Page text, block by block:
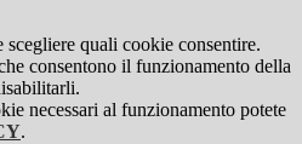
scegliere quali cookie consentire.
consentono il funzionamento della
necessari al funzionamento potete
.